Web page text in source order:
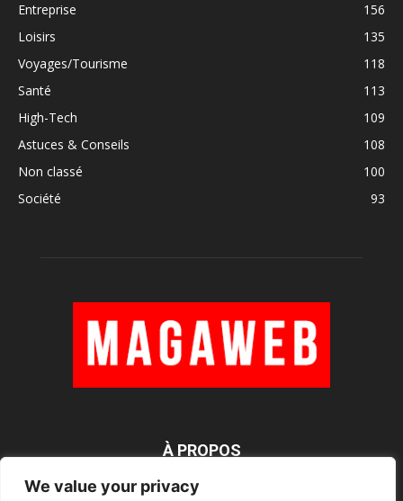
We value your privacy
Entreprise
156
Loisirs
135
Voyages/Tourisme
118
Santé
113
High-Tech
109
Astuces & Conseils
108
Non classé
100
Société
93
À PROPOS